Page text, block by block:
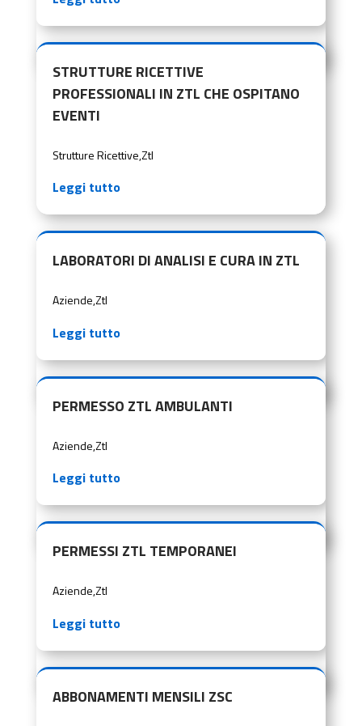
STRUTTURE RICETTIVE
PROFESSIONALI IN ZTL CHE OSPITANO
EVENTI
Strutture Ricettive,Ztl
Leggi tutto
LABORATORI DI ANALISI E CURA IN ZTL
Aziende,Ztl
Leggi tutto
PERMESSO ZTL AMBULANTI
Aziende,Ztl
Leggi tutto
PERMESSI ZTL TEMPORANEI
Aziende,Ztl
Leggi tutto
ABBONAMENTI MENSILI ZSC